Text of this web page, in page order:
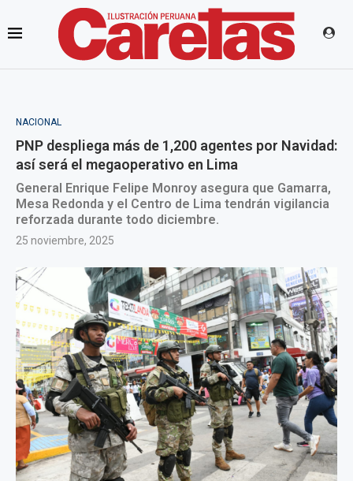
NACIONAL
PNP despliega más de 1,200 agentes por Navidad:
así será el megaoperativo en Lima
General Enrique Felipe Monroy asegura que Gamarra,
Mesa Redonda y el Centro de Lima tendrán vigilancia
reforzada durante todo diciembre.
25 noviembre, 2025